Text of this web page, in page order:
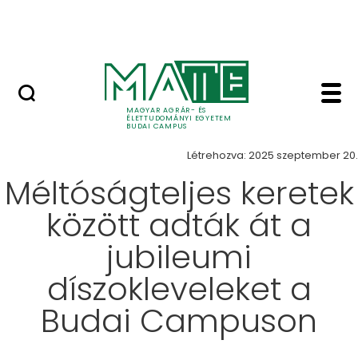
MAGYAR AGRÁR- ÉS
ÉLETTUDOMÁNYI EGYETEM
BUDAI CAMPUS
Hír - Budai Campus
Hírek
Létrehozva: 2025 szeptember 20.
Méltóságteljes keretek
között adták át a
jubileumi
díszokleveleket a
Budai Campuson